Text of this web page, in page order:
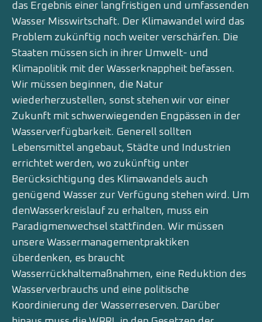
das Ergebnis einer langfristigen und umfassenden
Wasser Misswirtschaft. Der Klimawandel wird das
Problem zukünftig noch weiter verschärfen. Die
Staaten müssen sich in ihrer Umwelt- und
Klimapolitik mit der Wasserknappheit befassen.
Wir müssen beginnen, die Natur
wiederherzustellen, sonst stehen wir vor einer
Zukunft mit schwerwiegenden Engpässen in der
Wasserverfügbarkeit. Generell sollten
Lebensmittel angebaut, Städte und Industrien
errichtet werden, wo zukünftig unter
Berücksichtigung des Klimawandels auch
genügend Wasser zur Verfügung stehen wird. Um
denWasserkreislauf zu erhalten, muss ein
Paradigmenwechsel stattfinden. Wir müssen
unsere Wassermanagementpraktiken
überdenken, es braucht
Wasserrückhaltemaßnahmen, eine Reduktion des
Wasserverbrauchs und eine politische
Koordinierung der Wasserreserven. Darüber